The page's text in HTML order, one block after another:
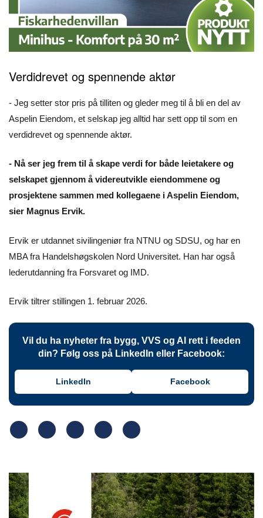
Verdidrevet og spennende aktør
- Jeg setter stor pris på tilliten og gleder meg til å bli en del av
Aspelin Eiendom, et selskap jeg alltid har sett opp til som en
verdidrevet og spennende aktør.
- Nå ser jeg frem til å skape verdi for både leietakere og
selskapet gjennom å videreutvikle eiendommene og
prosjektene sammen med kollegaene i Aspelin Eiendom,
sier Magnus Ervik.
Ervik er utdannet sivilingeniør fra NTNU og SDSU, og har en
MBA fra Handelshøgskolen Nord Universitet. Han har også
lederutdanning fra Forsvaret og IMD.
Ervik tiltrer stillingen 1. februar 2026.
Vil du ha nyheter fra bygg, VVS og AI rett i feeden
din? Følg oss på LinkedIn eller Facebook:
LinkedIn Facebook